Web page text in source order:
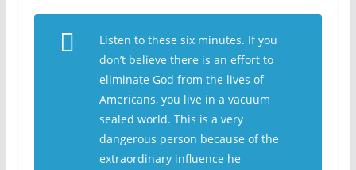
Listen to these six minutes. If you
don’t believe there is an effort to
eliminate God from the lives of
Americans, you live in a vacuum
sealed world. This is a very
dangerous person because of the
extraordinary influence he